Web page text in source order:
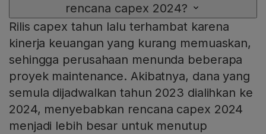
rencana capex 2024?
Rilis capex tahun lalu terhambat karena
kinerja keuangan yang kurang memuaskan,
sehingga perusahaan menunda beberapa
proyek maintenance. Akibatnya, dana yang
semula dijadwalkan tahun 2023 dialihkan ke
2024, menyebabkan rencana capex 2024
menjadi lebih besar untuk menutup